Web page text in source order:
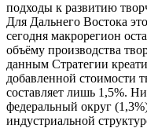
подходы к развитию
Для Дальнего Востока
сегодня макрорегион
объёму производства
данным Стратегии
добавленной
составляет лишь 1,5%.
федеральный округ
индустриальной